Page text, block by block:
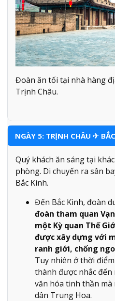
Đoàn ăn tối tại nhà hàng
Trịnh Châu.
NGÀY 5: TRỊNH CHÂU ✈
Quý khách ăn sáng tại
phòng. Di chuyến ra sân
Bắc Kinh.
Đến Bắc Kinh, đoàn
đoàn tham quan
một Kỳ quan Thế
được xây dựng với
ranh giới, chống
Tuy nhiên ở thời
thành được nhắc
văn hóa tinh thần
dân Trung Hoa.